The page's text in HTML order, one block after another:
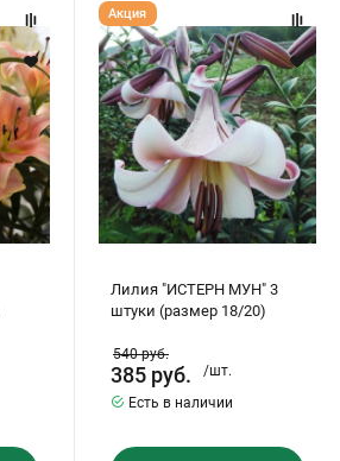
Лилия
"ИСТЕРН
МУН"
3
штуки
(размер
18/20)
Лилия "ИСТЕРН МУН" 3
штуки (размер 18/20)
Акция
540руб.
385 руб.
/шт.
Есть в наличии